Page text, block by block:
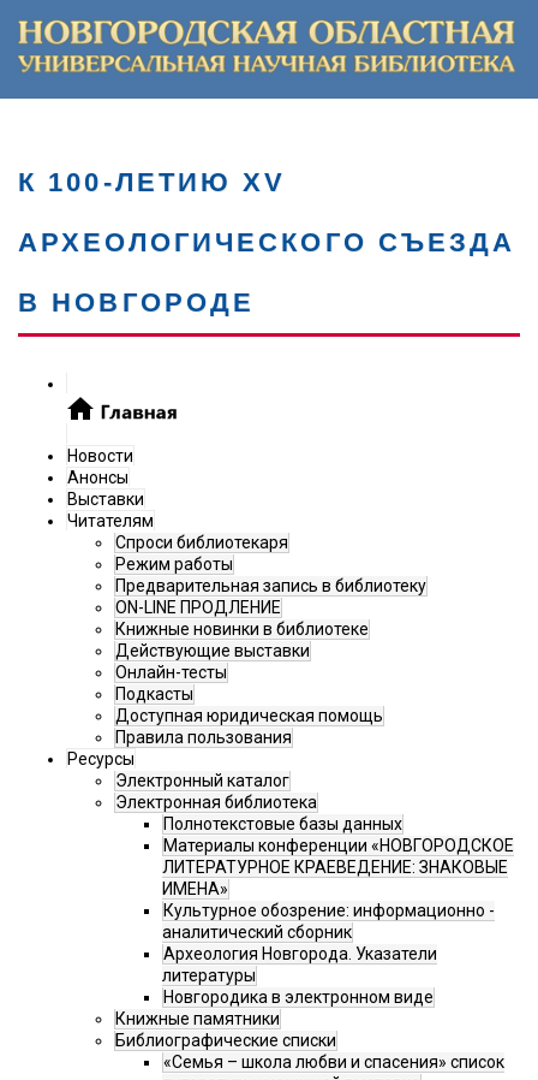
К 100-ЛЕТИЮ XV
АРХЕОЛОГИЧЕСКОГО СЪЕЗДА
В НОВГОРОДЕ
Новости
Анонсы
Выставки
Читателям
Спроси библиотекаря
Режим работы
Предварительная запись в библиотеку
ON-LINE ПРОДЛЕНИЕ
Книжные новинки в библиотеке
Действующие выставки
Онлайн-тесты
Подкасты
Доступная юридическая помощь
Правила пользования
Ресурсы
Электронный каталог
Электронная библиотека
Полнотекстовые базы данных
Материалы конференции «НОВГОРОДСКОЕ
ЛИТЕРАТУРНОЕ КРАЕВЕДЕНИЕ: ЗНАКОВЫЕ
ИМЕНА»
Культурное обозрение: информационно -
аналитический сборник
Археология Новгорода. Указатели
литературы
Новгородика в электронном виде
Книжные памятники
Библиографические списки
«Семья – школа любви и спасения» список